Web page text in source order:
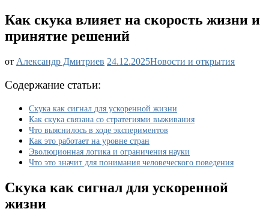
Как скука влияет на скорость жизни и
принятие решений
от Александр Дмитриев 24.12.2025Как
скорость
жизни
и
принятие
Новости и открытия
Содержание статьи:
Скука как сигнал для ускоренной жизни
Как скука связана со стратегиями выживания
Что выяснилось в ходе экспериментов
Как это работает на уровне стран
Эволюционная логика и ограничения науки
Что это значит для понимания человеческого поведения
Скука как сигнал для ускоренной
жизни